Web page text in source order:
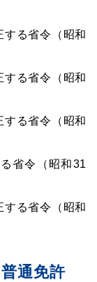
る省令（昭和
る省令（昭和
る省令（昭和
省令（昭和31
る省令（昭和
通免許